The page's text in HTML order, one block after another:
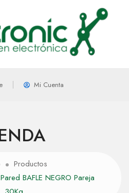
Mi Cuenta
Productos
BAFLE NEGRO Pareja